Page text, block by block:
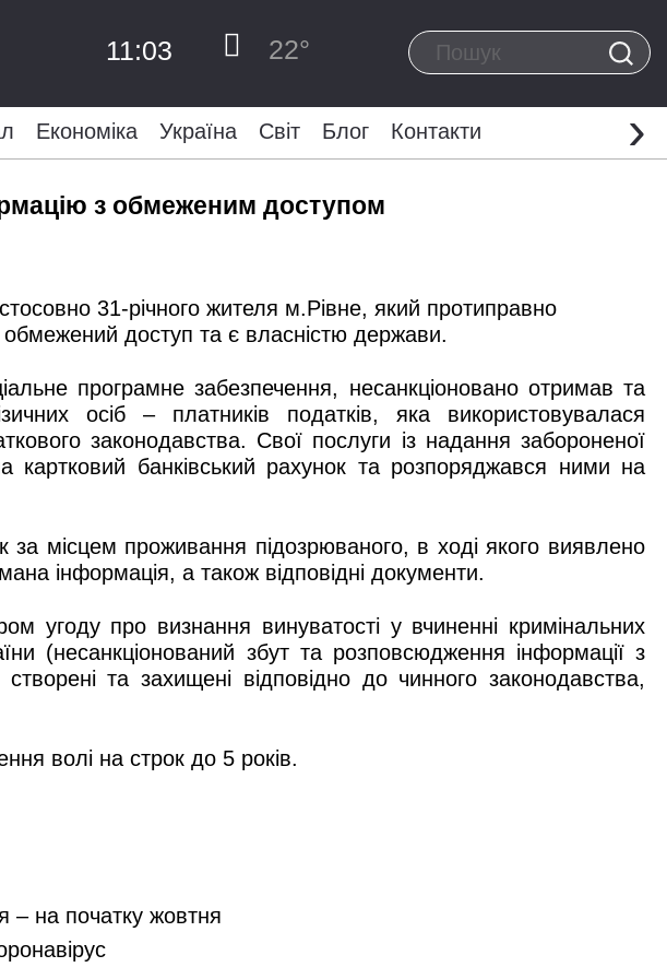
11:03 22°
Економіка Україна Світ Блог Контакти ›
з обмеженим доступом
31-річного жителя м.Рівне, який протиправно
доступ та є власністю держави.
програмне забезпечення, несанкціоновано отримав та
осіб – платників податків, яка використовувалася
законодавства. Свої послуги із надання забороненої
картковий банківський рахунок та розпоряджався ними на
місцем проживання підозрюваного, в ході якого виявлено
інформація, а також відповідні документи.
угоду про визнання винуватості у вчиненні кримінальних
(несанкціонований збут та розповсюдження інформації з
та захищені відповідно до чинного законодавства,
волі на строк до 5 років.
– на початку жовтня